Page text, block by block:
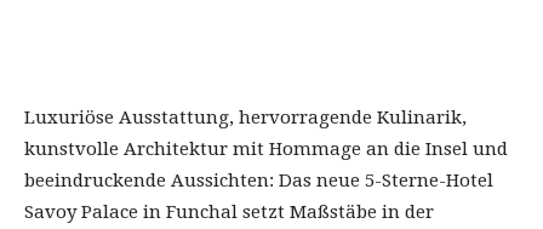
Luxuriöse Ausstattung, hervorragende Kulinarik,
kunstvolle Architektur mit Hommage an die Insel und
beeindruckende Aussichten: Das neue 5-Sterne-Hotel
Savoy Palace in Funchal setzt Maßstäbe in der